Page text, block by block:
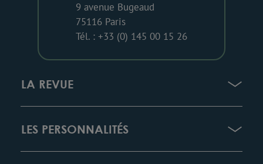
9 avenue Bugeaud
75116 Paris
Tél. : +33 (0) 145 00 15 26
LA REVUE
LES PERSONNALITÉS